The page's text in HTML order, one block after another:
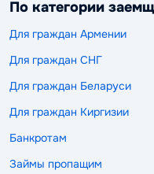
По категории
Для граждан Армении
Для граждан СНГ
Для граждан Беларуси
Для граждан Киргизии
Банкротам
Займы пропащим